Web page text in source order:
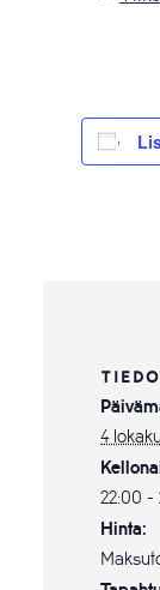
4
22:00 -
Hinta: